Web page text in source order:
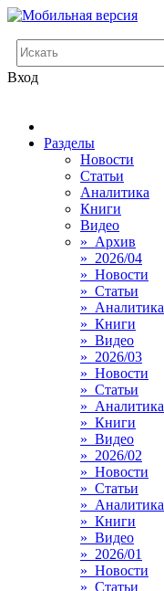
Вход
Разделы
Новости
Статьи
Аналитика
Книги
Видео
» Архив
» 2026/04
» Новости
» Статьи
» Аналитика
» Книги
» Видео
» 2026/03
» Новости
» Статьи
» Аналитика
» Книги
» Видео
» 2026/02
» Новости
» Статьи
» Аналитика
» Книги
» Видео
» 2026/01
» Новости
» Статьи